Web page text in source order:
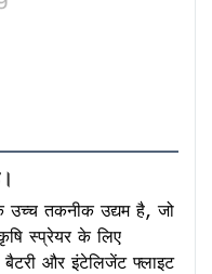
उच्च तकनीक उद्यम है, जो
स्प्रेयर के लिए
बैटरी और इंटेलिजेंट फ्लाइट